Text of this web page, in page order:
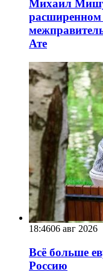
Михаил
расширенном
Ате
18:4606 авг 2026
Всё больше
Россию